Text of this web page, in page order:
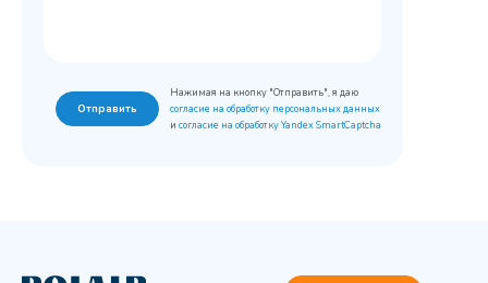
Отправить
Нажимая на кнопку "Отправить", я даю
согласие на обработку персональных данных
и согласие на обработку Yandex SmartCaptcha